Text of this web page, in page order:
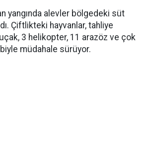
yangında alevler bölgedeki süt
Çiftlikteki hayvanlar, tahliye
3 helikopter, 11 arazöz ve çok
müdahale sürüyor.